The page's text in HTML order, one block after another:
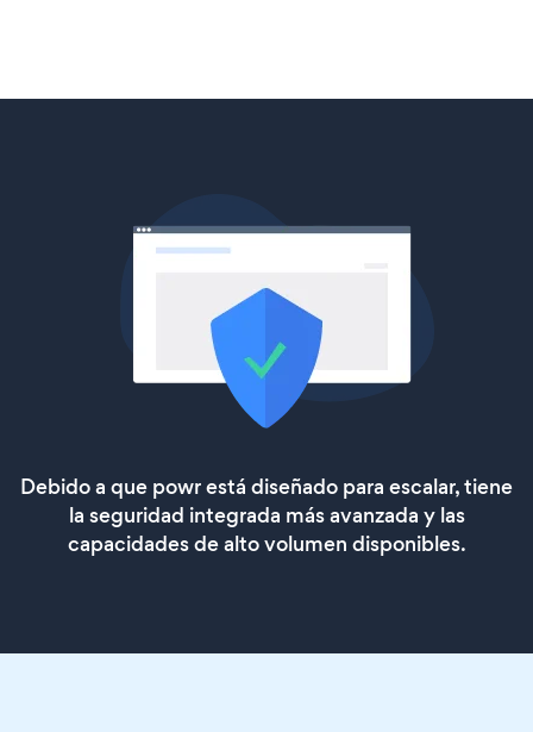
Debido a que powr está diseñado para escalar, tiene
la seguridad integrada más avanzada y las
capacidades de alto volumen disponibles.